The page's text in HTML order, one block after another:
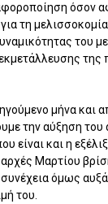
όσον
τη
του
της
μήνα και
την αύξηση του
είναι και η
Μαρτίου
όμως
του.